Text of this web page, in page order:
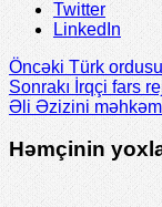
Twitter
LinkedIn
Öncəki Türk
Sonrakıİrqçi fars
Əli Əzizini
Həmçinin